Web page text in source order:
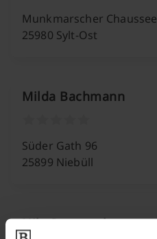
Munkmarscher
25980 Sylt-Ost
Milda Bachmann
Süder Gath 96
25899 Niebüll
Nils Spangenberg